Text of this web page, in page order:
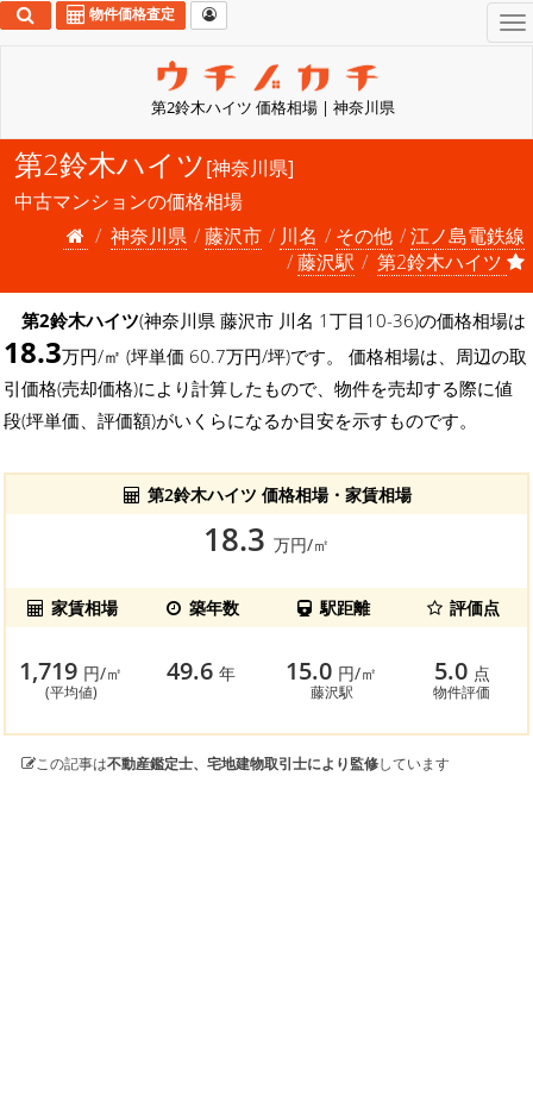
第2鈴木ハイツ 価格相場 | 神奈川県
物件価格査定
第2鈴木ハイツ[神奈川県]
中古マンションの価格相場
神奈川県
藤沢市 川名 その他
江ノ島電鉄線
藤沢駅
第2鈴木ハイツ
第2鈴木ハイツ(神奈川県 藤沢市 川名 1丁目10-36)の価格相場は
18.3万円/㎡ (坪単価 60.7万円/坪)です。 価格相場は、周辺の取
引価格(売却価格)により計算したもので、物件を売却する際に値
段(坪単価、評価額)がいくらになるか目安を示すものです。
第2鈴木ハイツ 価格相場・家賃相場
18.3 万円/㎡
家賃相場 築年数 駅距離 評価点
1,719 円/㎡
(平均値)
49.6年 15.0 円/㎡
藤沢駅
5.0 点
物件評価
この記事は不動産鑑定士、宅地建物取引士により監修しています